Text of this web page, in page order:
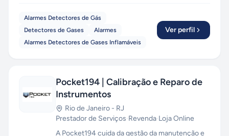
Alarmes Detectores de Gás
Detectores de Gases
Alarmes
Alarmes Detectores de Gases Inflamáveis
Ver perfil
Pocket194 | Calibração e Reparo de
Instrumentos
Rio de Janeiro - RJ
Prestador de Serviços·Revenda·Loja Online
A Pocket194 cuida da gestão da manutenção e